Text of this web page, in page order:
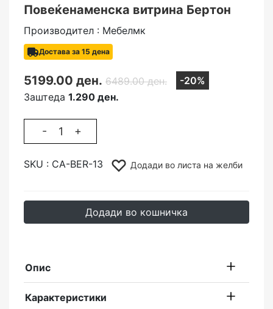
Повеќенаменска витрина Бертон
Производител : Мебелмк
Достава за 15 дена
5199.00 ден. 6489.00 ден.
-20%
Заштеда 1.290 ден.
- +
SKU : CA-BER-13 Додади во листа на желби
Додади во кошничка
Опис
Карактеристики